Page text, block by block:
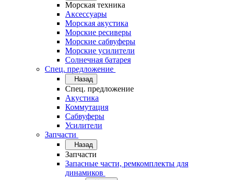
Морская техника
Аксессуары
Морская акустика
Морские ресиверы
Морские сабвуферы
Морские усилители
Солнечная батарея
Спец. предложение
Назад
Спец. предложение
Акустика
Коммутация
Сабвуферы
Усилители
Запчасти
Назад
Запчасти
Запасные части, ремкомплекты для
динамиков